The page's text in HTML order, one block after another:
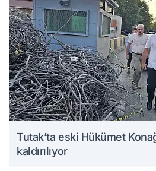
Tutak’ta eski Hükümet
kaldırılıyor